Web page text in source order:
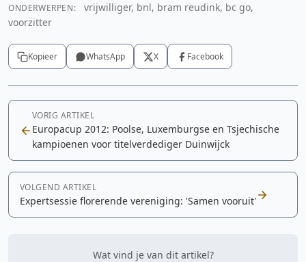
ONDERWERPEN:
vrijwilliger, bnl, bram reudink, bc go,
voorzitter
Kopieer WhatsApp X Facebook
VORIG ARTIKEL
Europacup 2012: Poolse, Luxemburgse en Tsjechische
kampioenen voor titelverdediger Duinwijck
VOLGEND ARTIKEL
Expertsessie florerende vereniging: 'Samen vooruit'
Wat vind je van dit artikel?